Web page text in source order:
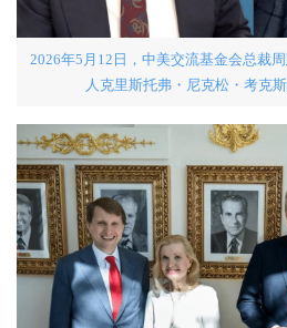
2026年5月12日，中美交流基金会总裁
人克里斯托弗・尼克松・考克